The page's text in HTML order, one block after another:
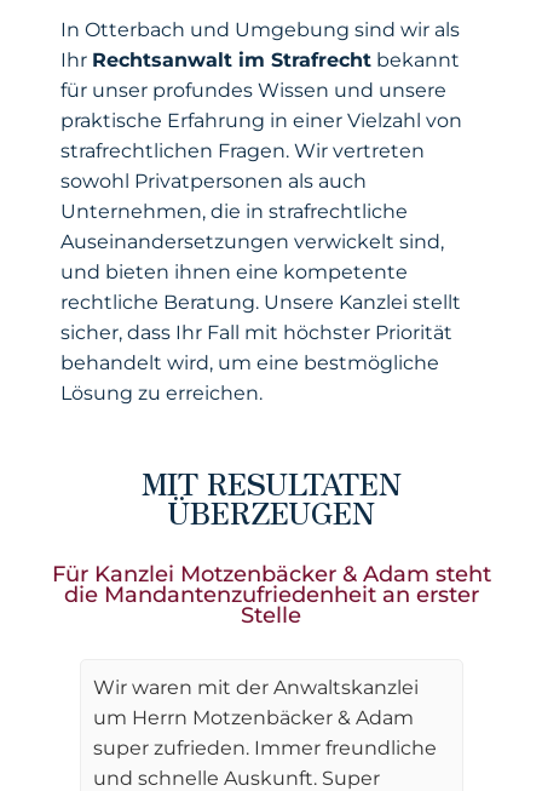
In Otterbach und Umgebung sind wir als
Ihr Rechtsanwalt im Strafrecht bekannt
für unser profundes Wissen und unsere
praktische Erfahrung in einer Vielzahl von
strafrechtlichen Fragen. Wir vertreten
sowohl Privatpersonen als auch
Unternehmen, die in strafrechtliche
Auseinandersetzungen verwickelt sind,
und bieten ihnen eine kompetente
rechtliche Beratung. Unsere Kanzlei stellt
sicher, dass Ihr Fall mit höchster Priorität
behandelt wird, um eine bestmögliche
Lösung zu erreichen.
MIT RESULTATEN
ÜBERZEUGEN
Für Kanzlei Motzenbäcker & Adam steht
die Mandantenzufriedenheit an erster
Stelle
Wir waren mit der Anwaltskanzlei
um Herrn Motzenbäcker & Adam
super zufrieden. Immer freundliche
und schnelle Auskunft. Super